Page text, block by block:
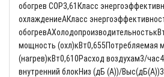
обогрев COP3,61Класс
охлаждениеAКласс
мощность (охл)кВт0,655Потребляемая
(нагрев)кВт0,610Расход воздухам3/
внутренний блокНиз (дБ (A))/